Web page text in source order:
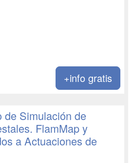
+info gratis
de Simulación de
FlamMap y
a Actuaciones de